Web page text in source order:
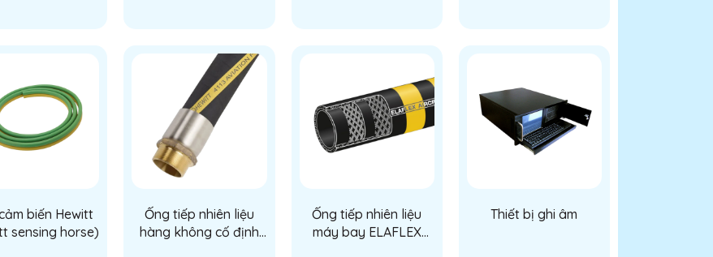
biến Hewitt
sensing horse)
Ống tiếp nhiên liệu
hàng không cố định
Ống tiếp nhiên liệu
máy bay ELAFLEX
Thiết bị ghi âm